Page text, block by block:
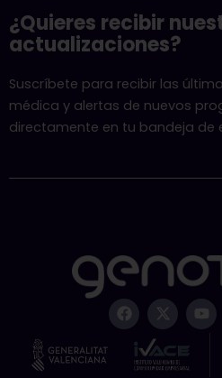
¿Quieres recibir
actualizaciones?
Suscríbete para recibir las
médica y alertas de nuevos
directamente en tu bandeja de
F
a
c
X
-
t
w
i
Y
o
u